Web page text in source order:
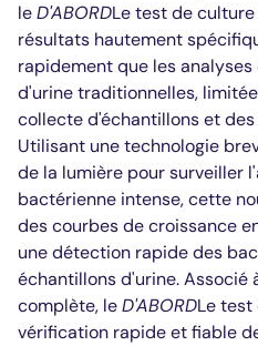
leD'ABORDLe test de
résultats hautement
rapidement que les
d'urine traditionnelles,
collecte d'échantillons et
Utilisant une technologie
de la lumière pour surveiller
bactérienne intense, cette
des courbes de croissance
une détection rapide des
échantillons d'urine. Associé
complète, leD'ABORDLe
vérification rapide et fiable